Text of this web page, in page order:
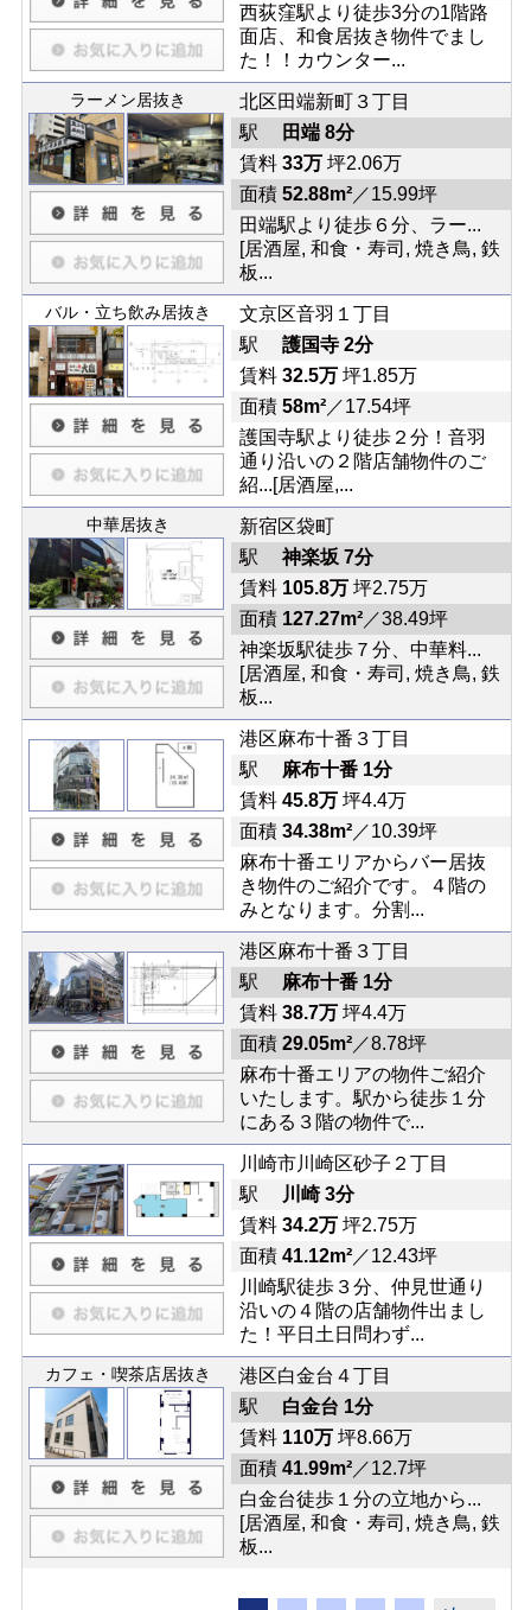
西荻窪駅より徒歩3分の1階路
面店、和食居抜き物件でまし
た！！カウンター...
ラーメン居抜き
北区田端新町３丁目
駅
田端 8分
賃料 33万坪2.06万
面積 52.88m²／15.99坪
田端駅より徒歩６分、ラー...
[居酒屋, 和食・寿司, 焼き鳥, 鉄
板...
バル・立ち飲み居抜き
文京区音羽１丁目
駅 護国寺 2分
賃料 32.5万坪1.85万
面積 58m²／17.54坪
護国寺駅より徒歩２分！音羽
通り沿いの２階店舗物件のご
紹...[居酒屋,...
中華居抜き
新宿区袋町
駅 神楽坂 7分
賃料 105.8万坪2.75万
面積 127.27m²／38.49坪
神楽坂駅徒歩７分、中華料...
[居酒屋, 和食・寿司, 焼き鳥, 鉄
板...
港区麻布十番３丁目
駅 麻布十番 1分
賃料 45.8万坪4.4万
面積 34.38m²／10.39坪
麻布十番エリアからバー居抜
き物件のご紹介です。４階の
みとなります。分割...
港区麻布十番３丁目
駅 麻布十番 1分
賃料 38.7万坪4.4万
面積 29.05m²／8.78坪
麻布十番エリアの物件ご紹介
いたします。駅から徒歩１分
にある３階の物件で...
川崎市川崎区砂子２丁目
駅
川崎 3分
賃料 34.2万坪2.75万
面積 41.12m²／12.43坪
川崎駅徒歩３分、仲見世通り
沿いの４階の店舗物件出まし
た！平日土日問わず...
カフェ・喫茶店居抜き
港区白金台４丁目
駅 白金台 1分
賃料 110万坪8.66万
面積 41.99m²／12.7坪
白金台徒歩１分の立地から...
[居酒屋, 和食・寿司, 焼き鳥, 鉄
板...